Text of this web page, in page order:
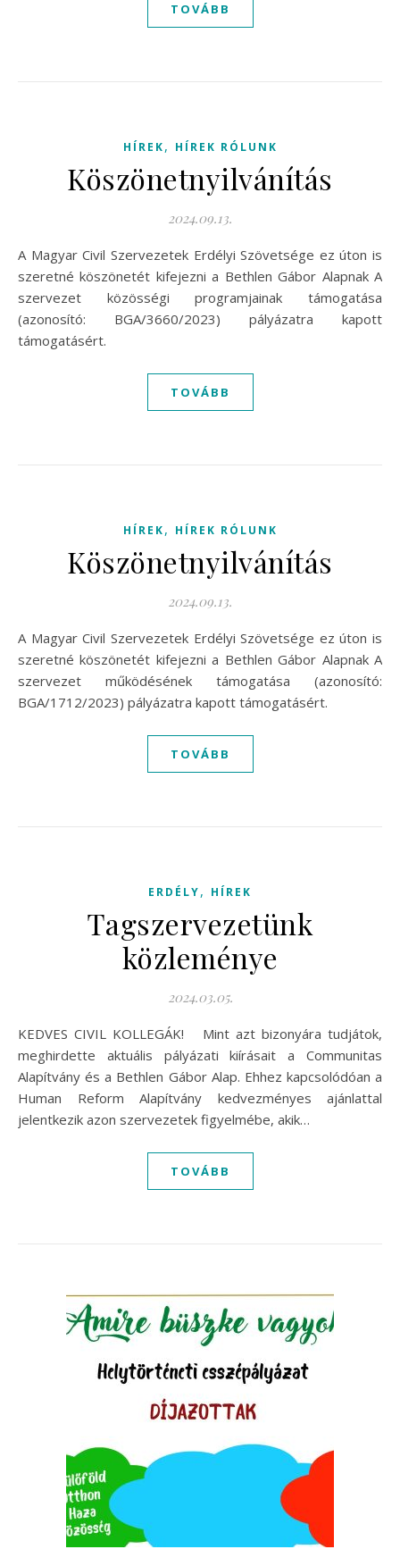
TOVÁBB
HÍREK, HÍREK RÓLUNK
Köszönetnyilvánítás
2024.09.13.
A Magyar Civil Szervezetek Erdélyi Szövetsége ez úton is
szeretné köszönetét kifejezni a Bethlen Gábor Alapnak A
szervezet közösségi programjainak támogatása
(azonosító: BGA/3660/2023) pályázatra kapott
támogatásért.
TOVÁBB
HÍREK, HÍREK RÓLUNK
Köszönetnyilvánítás
2024.09.13.
A Magyar Civil Szervezetek Erdélyi Szövetsége ez úton is
szeretné köszönetét kifejezni a Bethlen Gábor Alapnak A
szervezet működésének támogatása (azonosító:
BGA/1712/2023) pályázatra kapott támogatásért.
TOVÁBB
ERDÉLY, HÍREK
Tagszervezetünk
közleménye
2024.03.05.
KEDVES CIVIL KOLLEGÁK! Mint azt bizonyára tudjátok,
meghirdette aktuális pályázati kiírásait a Communitas
Alapítvány és a Bethlen Gábor Alap. Ehhez kapcsolódóan a
Human Reform Alapítvány kedvezményes ajánlattal
jelentkezik azon szervezetek figyelmébe, akik…
TOVÁBB